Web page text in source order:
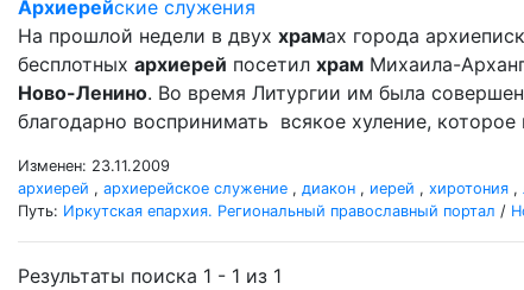
Архиерейские служения
На прошлой недели в двух храмах города
бесплотных архиерей посетил храм Михаила-
Ново-Ленино. Во время Литургии им была
благодарно воспринимать всякое хуление, которое
Изменен: 23.11.2009
архиерей , архиерейское служение , диакон , иерей , хиротония ,
Путь: Иркутская епархия. Региональный православный портал /
Результаты поиска 1 - 1 из 1